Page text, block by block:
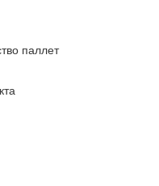
паллет